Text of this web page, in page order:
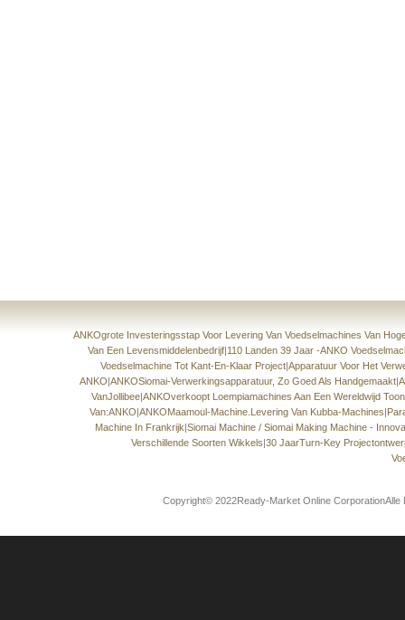
ANKOgrote Investeringsstap Voor Levering Van Voedselmachines Van
Van Een Levensmiddelenbedrijf|110 Landen 39 Jaar -ANKO
Voedselmachine Tot Kant-En-Klaar Project|Apparatuur Voor Het
ANKO|ANKOSiomai-Verwerkingsapparatuur, Zo Goed Als Handgemaakt|
VanJollibee|ANKOverkoopt Loempiamachines Aan Een Wereldwijd
Van:ANKO|ANKOMaamoul-Machine.Levering Van Kubba-Machines|
Machine In Frankrijk|Siomai Machine / Siomai Making Machine -
Verschillende Soorten Wikkels|30 JaarTurn-Key
Copyright© 2022Ready-Market Online CorporationAlle